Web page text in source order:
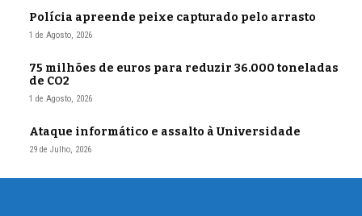
Polícia apreende peixe capturado pelo arrasto
1 de Agosto, 2026
75 milhões de euros para reduzir 36.000 toneladas
de CO2
1 de Agosto, 2026
Ataque informático e assalto à Universidade
29 de Julho, 2026